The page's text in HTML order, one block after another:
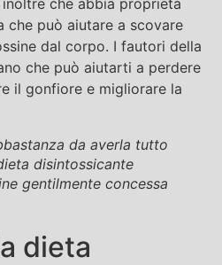
che può aiutare a scovare
dal corpo. I fautori della
che può aiutarti a perdere
il gonfiore e migliorare la
da averla tutto
disintossicante
gentilmente concessa
dieta